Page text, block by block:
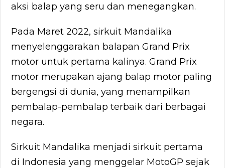
aksi balap yang seru dan menegangkan.
Pada Maret 2022, sirkuit Mandalika
menyelenggarakan balapan Grand Prix
motor untuk pertama kalinya. Grand Prix
motor merupakan ajang balap motor paling
bergengsi di dunia, yang menampilkan
pembalap-pembalap terbaik dari berbagai
negara.
Sirkuit Mandalika menjadi sirkuit pertama
di Indonesia yang menggelar MotoGP sejak